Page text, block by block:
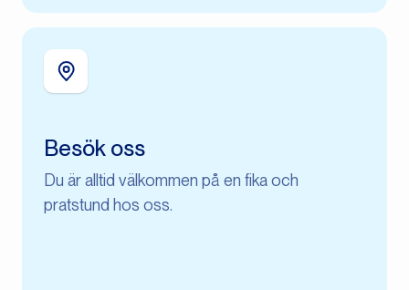
Besök oss
Du är alltid välkommen på en fika och
pratstund hos oss.